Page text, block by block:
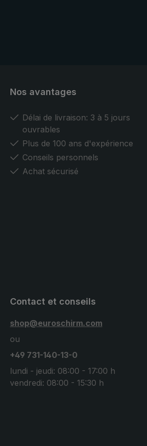
Nos avantages
Délai de livraison: 3 à 5 jours
ouvrables
Plus de 100 ans d'expérience
Conseils personnels
Achat sécurisé
Contact et conseils
shop@euroschirm.com
ou
+49 731-140-13-0
lundi - jeudi: 08:00 - 17:00 h
vendredi: 08:00 - 15:30 h